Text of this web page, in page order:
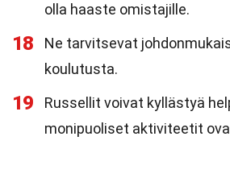
olla haaste omistajille.
18
Ne tarvitsevat
koulutusta.
19
Russellit voivat kyllästyä
monipuoliset aktiviteetit